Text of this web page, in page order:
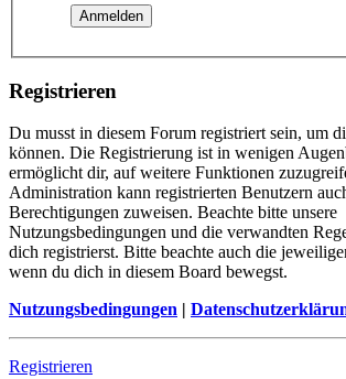
Registrieren
Du musst in diesem Forum registriert sein, um
können. Die Registrierung ist in wenigen
ermöglicht dir, auf weitere Funktionen
Administration kann registrierten Benutzern
Berechtigungen zuweisen. Beachte bitte unsere
Nutzungsbedingungen und die verwandten
dich registrierst. Bitte beachte auch die
wenn du dich in diesem Board bewegst.
Nutzungsbedingungen |
Registrieren